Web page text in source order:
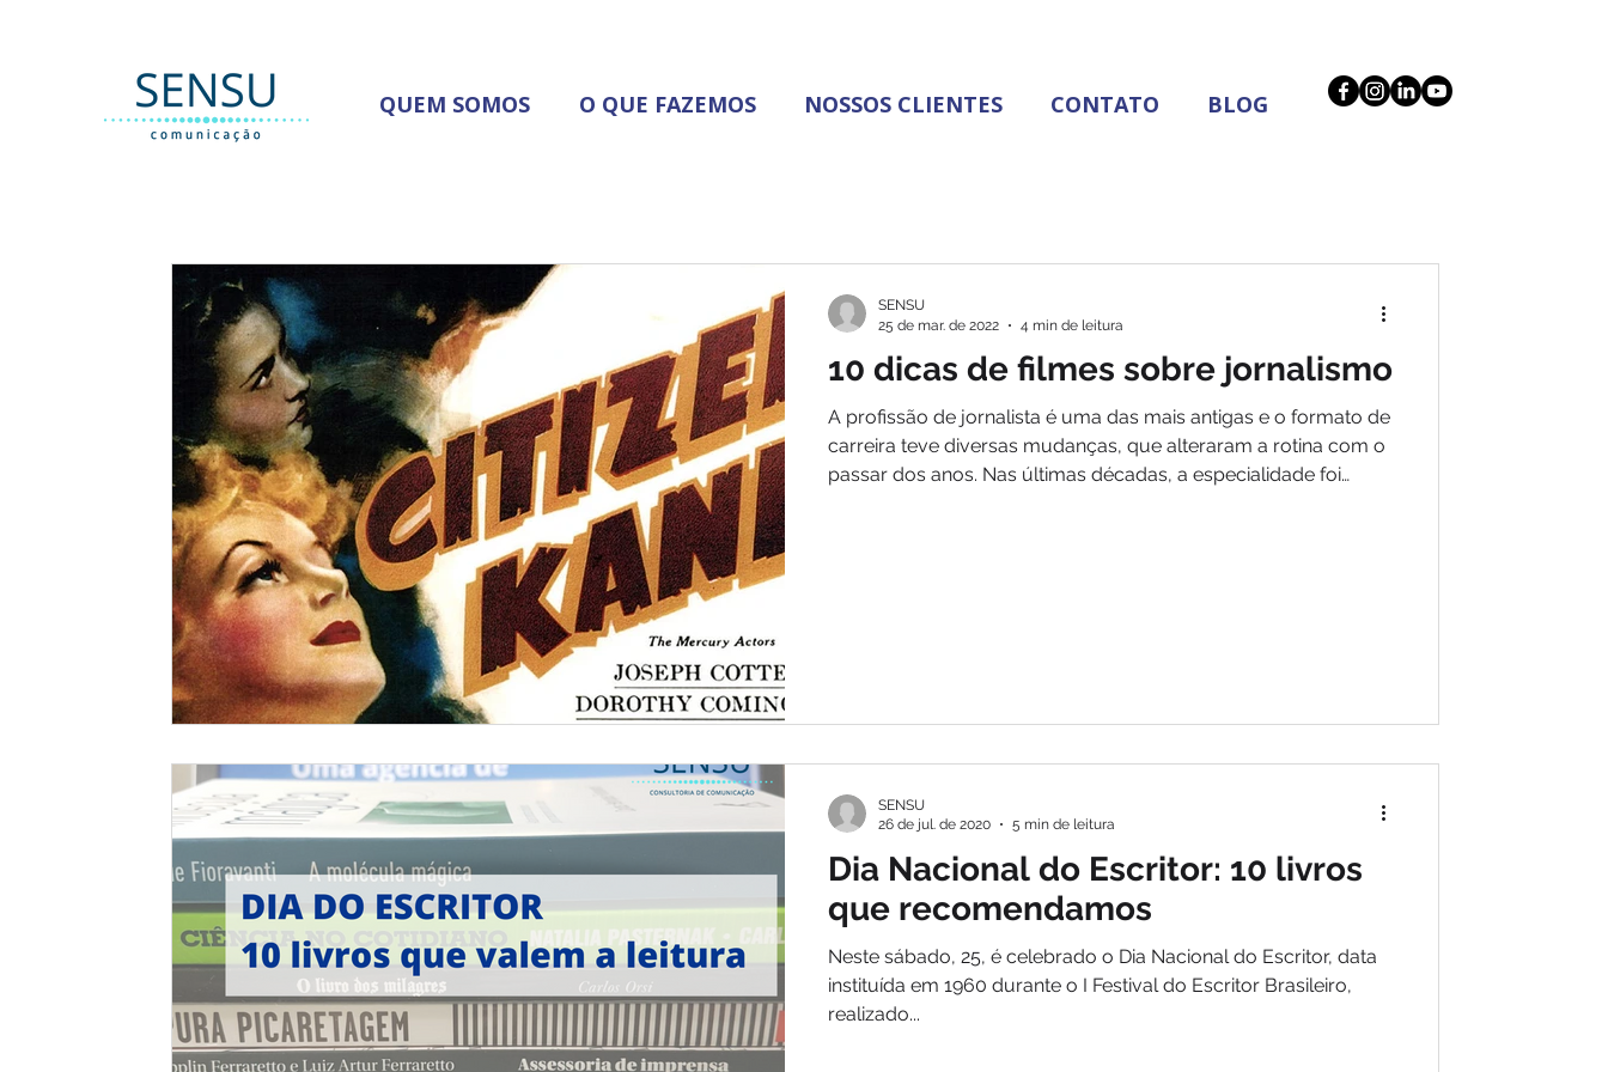
QUEM SOMOS O QUE FAZEMOS NOSSOS CLIENTES CONTATO BLOG
10 dicas de filmes sobre jornalismo
A profissão de jornalista é uma das mais antigas e o formato de
carreira teve diversas mudanças, que alteraram a rotina com o
passar dos anos. Nas últimas décadas, a especialidade foi
SENSU
25 de mar. de 2022
4 min de leitura
Dia Nacional do Escritor: 10 livros
que recomendamos
Neste sábado, 25, é celebrado o Dia Nacional do Escritor, data
instituída em 1960 durante o I Festival do Escritor Brasileiro,
realizado...
SENSU
26 de jul. de 2020
5 min de leitura